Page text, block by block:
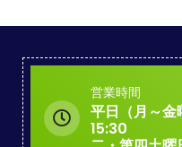
営業時間
平日（月